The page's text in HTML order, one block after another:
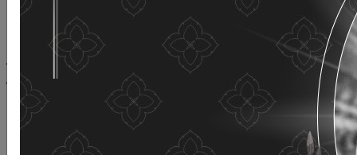
Negative sharpness
Normal Definition
Open and read with voice
Turn off voice reading
Site map
This website uses cookies (Cookies)
The Department of Older Persons Affairs
values ​​your